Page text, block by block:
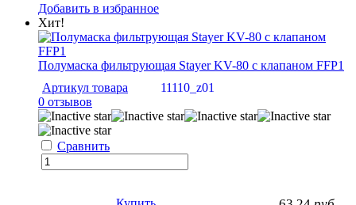
Добавить в избранное
Хит!
Полумаска фильтрующая Stayer KV-80 с клапаном FFP1
Артикул товара
11110_z01
0 отзывов
Сравнить